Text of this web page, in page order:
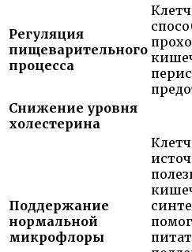
Регуляция
пищеварительного
процесса
Снижение уровня
холестерина
Поддержание
нормальной
микрофлоры